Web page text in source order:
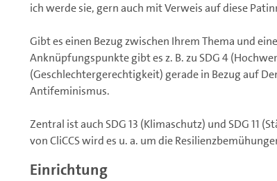
ich werde sie, gern auch mit Verweis auf diese
Gibt es einen Bezug zwischen Ihrem Thema und
Anknüpfungspunkte gibt es z. B. zu SDG 4
(Geschlechtergerechtigkeit) gerade in Bezug auf
Antifeminismus.
Zentral ist auch SDG 13 (Klimaschutz) und SDG 11
von CliCCS wird es u. a. um die
Einrichtung